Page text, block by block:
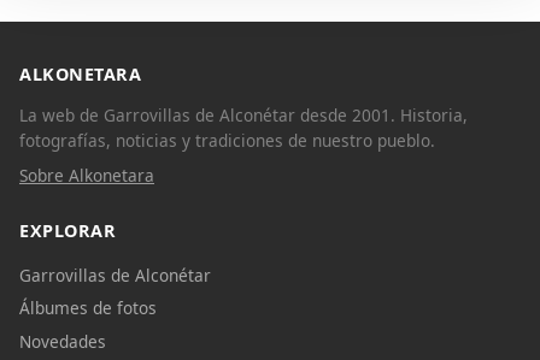
ALKONETARA
La web de Garrovillas de Alconétar desde 2001. Historia,
fotografías, noticias y tradiciones de nuestro pueblo.
Sobre Alkonetara
EXPLORAR
Garrovillas de Alconétar
Álbumes de fotos
Novedades